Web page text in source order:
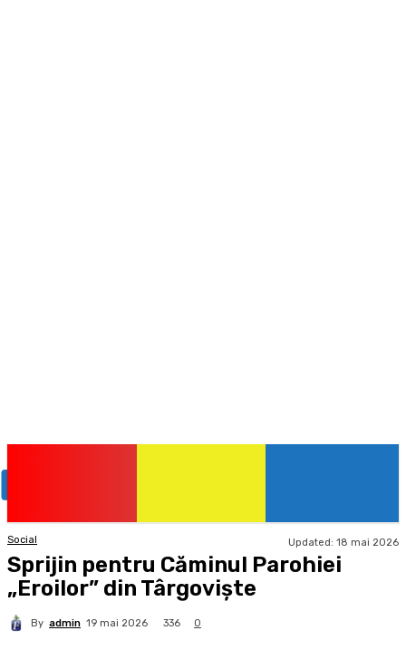
Social Updated: 18 mai 2026
Sprijin pentru Căminul Parohiei
„Eroilor” din Târgoviște
By admin 19 mai 2026 336 0